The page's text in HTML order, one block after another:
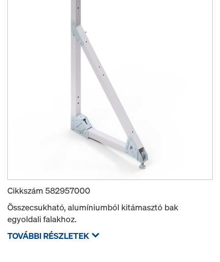
Cikkszám 582957000
Összecsukható, alumíniumból kitámasztó bak
egyoldali falakhoz.
TOVÁBBI RÉSZLETEK